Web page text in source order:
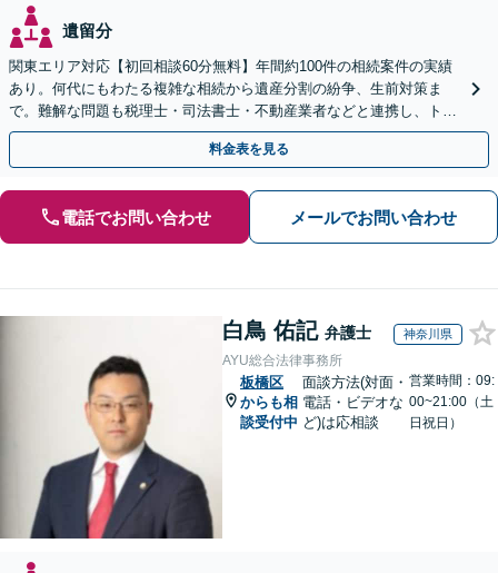
遺留分
関東エリア対応【初回相談60分無料】年間約100件の相続案件の実績
あり。何代にもわたる複雑な相続から遺産分割の紛争、生前対策ま
で。難解な問題も税理士・司法書士・不動産業者などと連携し、トー
タルサポートで解決へ。まずはお気軽にご相談ください。
料金表を見る
電話でお問い合わせ メールでお問い合わせ
白鳥 佑記 弁護士 神奈川県
AYU総合法律事務所
板橋区
からも相
談受付中
面談方法(対面・
電話・ビデオな
ど)は応相談
営業時間：09:
00~21:00（土
日祝日）